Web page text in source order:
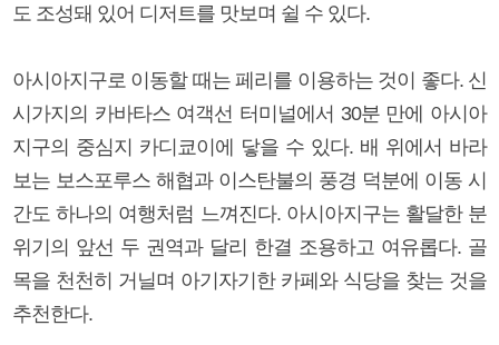
도 조성돼 있어 디저트를 맛보며 쉴 수 있다.
아시아지구로 이동할 때는 페리를 이용하는 것이 좋다. 신
시가지의 카바타스 여객선 터미널에서 30분 만에 아시아
지구의 중심지 카디쿄이에 닿을 수 있다. 배 위에서 바라
보는 보스포루스 해협과 이스탄불의 풍경 덕분에 이동 시
간도 하나의 여행처럼 느껴진다. 아시아지구는 활달한 분
위기의 앞선 두 권역과 달리 한결 조용하고 여유롭다. 골
목을 천천히 거닐며 아기자기한 카페와 식당을 찾는 것을
추천한다.